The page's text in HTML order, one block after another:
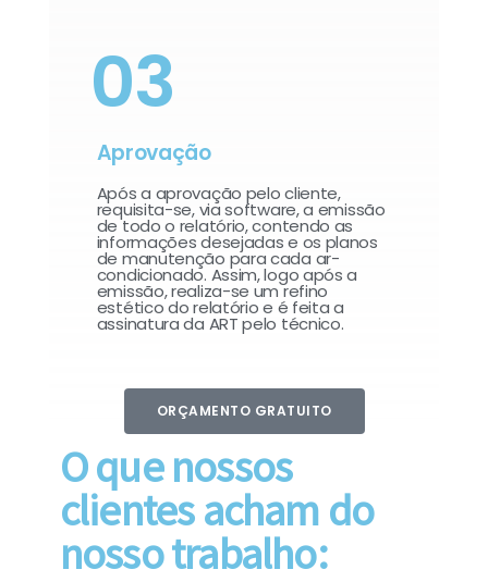
03
Aprovação
Após a aprovação pelo cliente,
requisita-se, via software, a emissão
de todo o relatório, contendo as
informações desejadas e os planos
de manutenção para cada ar-
condicionado. Assim, logo após a
emissão, realiza-se um refino
estético do relatório e é feita a
assinatura da ART pelo técnico.
ORÇAMENTO GRATUITO
O que nossos
clientes acham do
nosso trabalho: